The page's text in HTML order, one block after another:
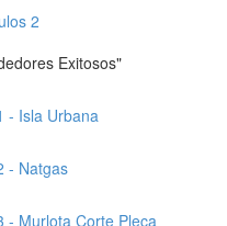
2
Exitosos"
- Isla Urbana
- Natgas
- Murlota Corte Pleca